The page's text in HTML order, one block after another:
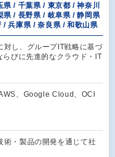
/ 千葉県 / 東京都 / 神奈川
県 / 長野県 / 岐阜県 / 静岡県
兵庫県 / 奈良県 / 和歌山県
対し、グループIT戦略に基づ
らびに先進的なクラウド・IT
、Google Cloud、OCI
術・製品の開発を通じて社